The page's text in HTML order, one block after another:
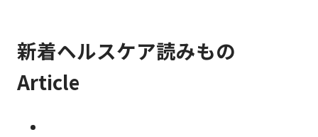
新着ヘルスケア読みもの
Article